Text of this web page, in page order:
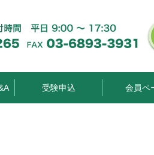
受験申込 会員ペ